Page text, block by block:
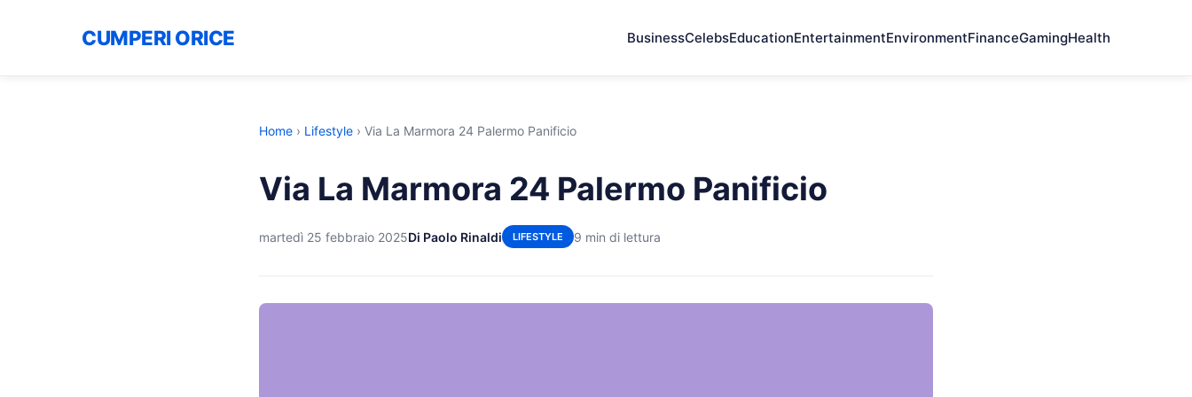
CUMPERI ORICE BusinessCelebsEducationEntertainmentEnvironmentFinanceGamingHealth
Home › Lifestyle › Via La Marmora 24 Palermo Panificio
Via La Marmora 24 Palermo Panificio
martedì 25 febbraio 2025Di Paolo Rinaldi LIFESTYLE 9 min di lettura